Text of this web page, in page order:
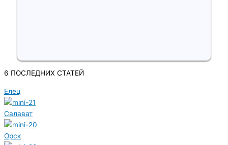
6 ПОСЛЕДНИХ СТАТЕЙ
Елец
Салават
Орск